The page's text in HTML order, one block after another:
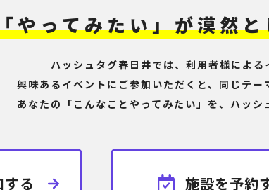
やってみたい」が漠然
ハッシュタグ春日井では、利用者様による
興味あるイベントにご参加いただくと、 同じテー
あなたの「こんなことやってみたい」を、 ハッシ
る 施設を予約